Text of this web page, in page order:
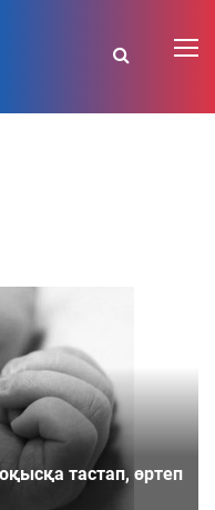
тастап, өртеп